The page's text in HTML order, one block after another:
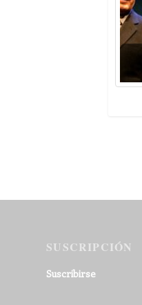
SUSCRIPCIÓN
Suscribirse